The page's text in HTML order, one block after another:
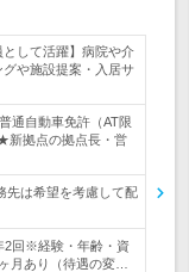
として活躍】病院や介
や施設提案・入居サ
通自動車免許（AT限
新拠点の拠点長・営
は希望を考慮して配
2回※経験・年齢・資
月あり（待遇の変…